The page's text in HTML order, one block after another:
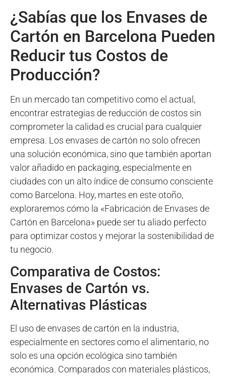
¿Sabías que los Envases de
Cartón en Barcelona Pueden
Reducir tus Costos de
Producción?
En un mercado tan competitivo como el actual,
encontrar estrategias de reducción de costos sin
comprometer la calidad es crucial para cualquier
empresa. Los envases de cartón no solo ofrecen
una solución económica, sino que también aportan
valor añadido en packaging, especialmente en
ciudades con un alto índice de consumo consciente
como Barcelona. Hoy, martes en este otoño,
exploraremos cómo la «Fabricación de Envases de
Cartón en Barcelona» puede ser tu aliado perfecto
para optimizar costos y mejorar la sostenibilidad de
tu negocio.
Comparativa de Costos:
Envases de Cartón vs.
Alternativas Plásticas
El uso de envases de cartón en la industria,
especialmente en sectores como el alimentario, no
solo es una opción ecológica sino también
económica. Comparados con materiales plásticos,